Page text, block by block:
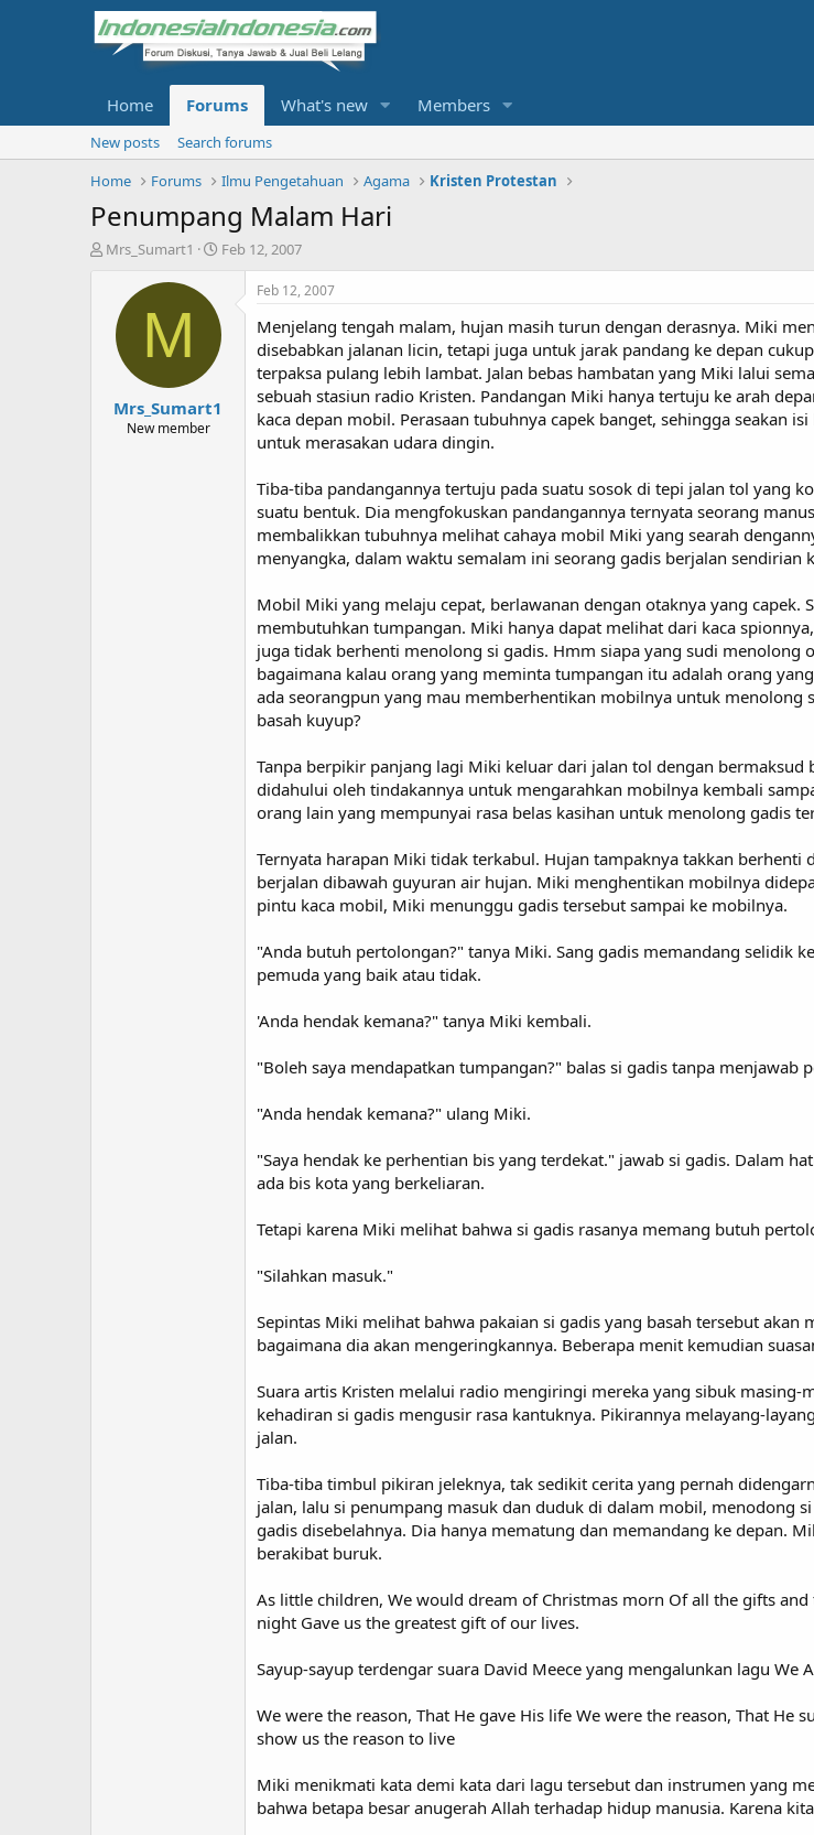
Home Forums What's new Members
New posts
Search forums
Home
Forums Ilmu Pengetahuan Agama Kristen Protestan
Penumpang Malam Hari
T
Mrs_Sumart1
S
t
d
Feb 12, 2007
M
Mrs_Sumart1
New member
Feb 12, 2007
Menjelang tengah malam, hujan masih turun dengan derasnya. Miki
disebabkan jalanan licin, tetapi juga untuk jarak pandang ke depan
terpaksa pulang lebih lambat. Jalan bebas hambatan yang Miki lalui
sebuah stasiun radio Kristen. Pandangan Miki hanya tertuju ke arah
kaca depan mobil. Perasaan tubuhnya capek banget, sehingga seakan
untuk merasakan udara dingin.
Tiba-tiba pandangannya tertuju pada suatu sosok di tepi jalan tol yang
suatu bentuk. Dia mengfokuskan pandangannya ternyata seorang
membalikkan tubuhnya melihat cahaya mobil Miki yang searah
menyangka, dalam waktu semalam ini seorang gadis berjalan sendirian
Mobil Miki yang melaju cepat, berlawanan dengan otaknya yang
membutuhkan tumpangan. Miki hanya dapat melihat dari kaca
juga tidak berhenti menolong si gadis. Hmm siapa yang sudi
bagaimana kalau orang yang meminta tumpangan itu adalah orang
ada seorangpun yang mau memberhentikan mobilnya untuk menolong
basah kuyup?
Tanpa berpikir panjang lagi Miki keluar dari jalan tol dengan
didahului oleh tindakannya untuk mengarahkan mobilnya kembali
orang lain yang mempunyai rasa belas kasihan untuk menolong gadis
Ternyata harapan Miki tidak terkabul. Hujan tampaknya takkan
berjalan dibawah guyuran air hujan. Miki menghentikan mobilnya
pintu kaca mobil, Miki menunggu gadis tersebut sampai ke mobilnya.
"Anda butuh pertolongan?" tanya Miki. Sang gadis memandang selidik
pemuda yang baik atau tidak.
'Anda hendak kemana?" tanya Miki kembali.
"Boleh saya mendapatkan tumpangan?" balas si gadis tanpa menjawab
"Anda hendak kemana?" ulang Miki.
"Saya hendak ke perhentian bis yang terdekat." jawab si gadis. Dalam
ada bis kota yang berkeliaran.
Tetapi karena Miki melihat bahwa si gadis rasanya memang butuh
"Silahkan masuk."
Sepintas Miki melihat bahwa pakaian si gadis yang basah tersebut
bagaimana dia akan mengeringkannya. Beberapa menit kemudian
Suara artis Kristen melalui radio mengiringi mereka yang sibuk
kehadiran si gadis mengusir rasa kantuknya. Pikirannya melayang-
jalan.
Tiba-tiba timbul pikiran jeleknya, tak sedikit cerita yang pernah
jalan, lalu si penumpang masuk dan duduk di dalam mobil, menodong
gadis disebelahnya. Dia hanya mematung dan memandang ke depan.
berakibat buruk.
As little children, We would dream of Christmas morn Of all the gifts
night Gave us the greatest gift of our lives.
Sayup-sayup terdengar suara David Meece yang mengalunkan lagu We
We were the reason, That He gave His life We were the reason, That
show us the reason to live
Miki menikmati kata demi kata dari lagu tersebut dan instrumen yang
bahwa betapa besar anugerah Allah terhadap hidup manusia. Karena